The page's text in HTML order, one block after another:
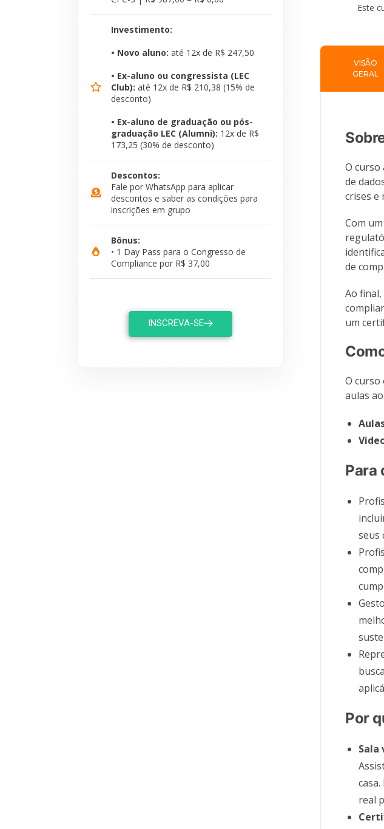
Investimento:
• Novo aluno: até 12x de R$ 247,50
• Ex-aluno ou congressista (LEC
Club): até 12x de R$ 210,38 (15% de
desconto)
• Ex-aluno de graduação ou pós-
graduação LEC (Alumni): 12x de R$
173,25 (30% de desconto)
Descontos:
Fale por WhatsApp para aplicar
descontos e saber as condições para
inscrições em grupo
Bônus:
• 1 Day Pass para o Congresso de
Compliance por R$ 37,00
INSCREVA-SE
Este
VISÃO
GERAL
O curso
de
crises e
Com
de
Ao
um
O curso
aulas
Para
seus
Por
Sala
real